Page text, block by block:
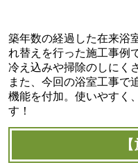
築年数の経過した在来浴
れ替えを行った施工事例
冷え込みや掃除のしにく
また、今回の浴室工事で
機能を付加。使いやすく
す！